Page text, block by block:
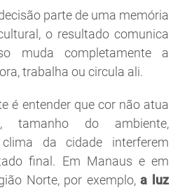
parte de uma memória
o resultado comunica
muda completamente a
trabalha ou circula ali.
é entender que cor não atua
tamanho do ambiente,
da cidade interferem
final. Em Manaus e em
Norte, por exemplo,a luz